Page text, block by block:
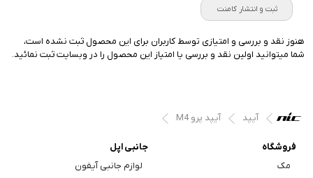
ثبت و انتشار کامنت
هنوز نقد و بررسی و امتیازی توسط کاربران برای این محصول ثبت نشده است،
شما میتوانید اولین نقد و بررسی یا امتیاز این محصول را در وبسایت ثبت نمائید.
آیپد آیپد پرو M4
فروشگاه
مک
جانبی اپل
لوازم جانبی آیفون